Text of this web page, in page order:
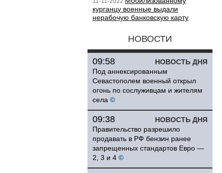
курганцу военные выдали
нерабочую банковскую карту
НОВОСТИ
НОВОСТЬ ДНЯ
09:58
Под аннексированным
Севастополем военный открыл
огонь по сослуживцам и жителям
села ©
НОВОСТЬ ДНЯ
09:38
Правительство разрешило
продавать в РФ бензин ранее
запрещенных стандартов Евро —
2, 3 и 4 ©